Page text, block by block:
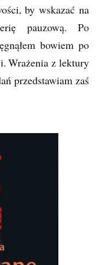
by wskazać na
pauzową. Po
bowiem po
Wrażenia z lektury
przedstawiam zaś